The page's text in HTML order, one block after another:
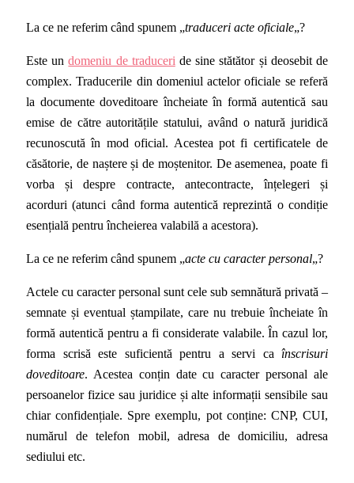
La ce ne referim când spunem „traduceri acte oficiale„?
Este undomeniu de traduceri de sine stătător și deosebit de
complex. Traducerile din domeniul actelor oficiale se referă
la documente doveditoare încheiate în formă autentică sau
emise de către autoritățile statului, având o natură juridică
recunoscută în mod oficial. Acestea pot fi certificatele de
căsătorie, de naștere și de moștenitor. De asemenea, poate fi
vorba și despre contracte, antecontracte, înțelegeri și
acorduri (atunci când forma autentică reprezintă o condiție
esențială pentru încheierea valabilă a acestora).
La ce ne referim când spunem „acte cu caracter personal„?
Actele cu caracter personal sunt cele sub semnătură privată –
semnate și eventual ștampilate, care nu trebuie încheiate în
formă autentică pentru a fi considerate valabile. În cazul lor,
forma scrisă este suficientă pentru a servi ca înscrisuri
doveditoare. Acestea conțin date cu caracter personal ale
persoanelor fizice sau juridice și alte informații sensibile sau
chiar confidențiale. Spre exemplu, pot conține: CNP, CUI,
numărul de telefon mobil, adresa de domiciliu, adresa
sediului etc.